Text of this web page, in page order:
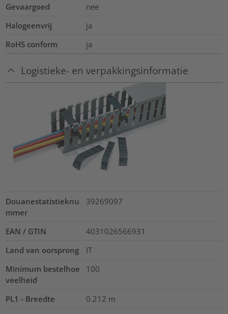
Gevaargoed
nee
Halogeenvrij
ja
RoHS conform
ja
Logistieke- en verpakkingsinformatie
Douanestatistieknu
mmer
39269097
EAN / GTIN
4031026566931
Land van oorsprong
IT
Minimum bestelhoe
veelheid
100
PL1 - Breedte 0.212 m